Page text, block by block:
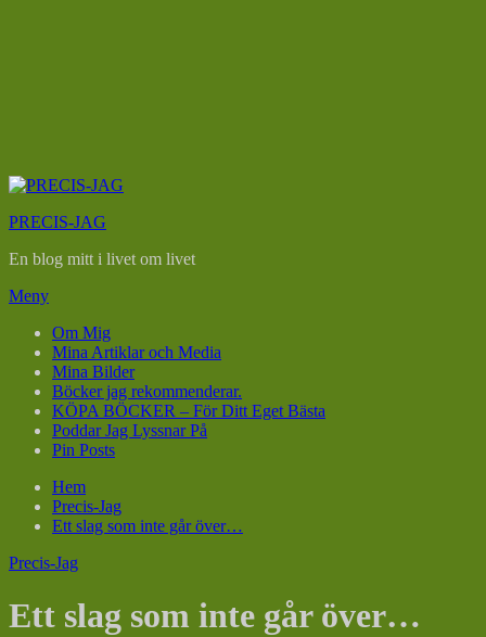
Hoppa
innehåll
PRECIS-JAG
En blog mitt i livet om livet
Meny
Om Mig
Mina Artiklar och Media
Mina Bilder
Böcker jag rekommenderar.
KÖPA BÖCKER – För Ditt Eget Bästa
Poddar Jag Lyssnar På
Pin Posts
Hem
Precis-Jag
Ett slag som inte går över…
Precis-Jag
Ett slag som inte går över…